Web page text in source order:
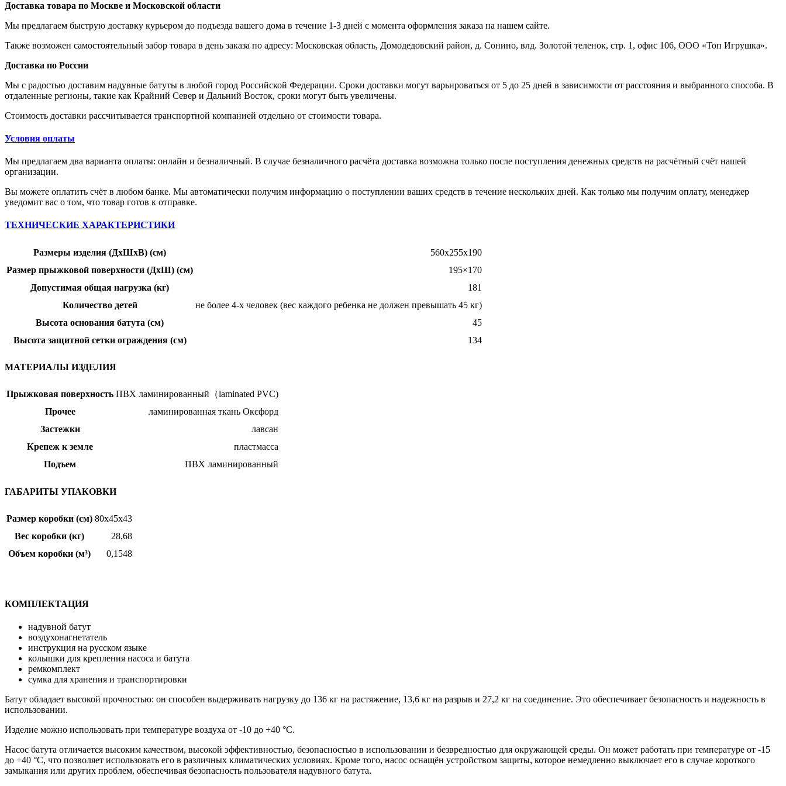
Доставка товара по Москве и Московской области
Мы предлагаем быструю доставку курьером до подъезда вашего дома в течение 1-3 дней с момента оформления заказа на нашем сайте.
Также возможен самостоятельный забор товара в день заказа по адресу: Московская область, Домодедовский район, д. Сонино, влд. Золотой теленок, стр. 1, офис 106, ООО «Топ Игрушка».
Доставка по России
Мы с радостью доставим надувные батуты в любой город Российской Федерации. Сроки доставки могут варьироваться от 5 до 25 дней в зависимости от расстояния и выбранного способа. В
отдаленные регионы, такие как Крайний Север и Дальний Восток, сроки могут быть увеличены.
Стоимость доставки рассчитывается транспортной компанией отдельно от стоимости товара.
Условия оплаты
Мы предлагаем два варианта оплаты: онлайн и безналичный. В случае безналичного расчёта доставка возможна только после поступления денежных средств на расчётный счёт нашей
организации.
Вы можете оплатить счёт в любом банке. Мы автоматически получим информацию о поступлении ваших средств в течение нескольких дней. Как только мы получим оплату, менеджер
уведомит вас о том, что товар готов к отправке.
ТЕХНИЧЕСКИЕ ХАРАКТЕРИСТИКИ
Размеры изделия (ДхШхВ) (см)
560x255x190
Размер прыжковой поверхности (ДхШ) (см)
195×170
Допустимая общая нагрузка (кг)
181
Количество детей
не более 4-х человек (вес каждого ребенка не должен превышать 45 кг)
Высота основания батута (см)
45
Высота защитной сетки ограждения (см)
134
МАТЕРИАЛЫ ИЗДЕЛИЯ
Прыжковая поверхность ПВХ ламинированный（laminated PVC)
Прочее
ламинированная ткань Оксфорд
Застежки
лавсан
Крепеж к земле
пластмасса
Подъем
ПВХ ламинированный
ГАБАРИТЫ УПАКОВКИ
Размер коробки (см) 80х45х43
Вес коробки (кг)
28,68
Объем коробки (м³) 0,1548
КОМПЛЕКТАЦИЯ
надувной батут
воздухонагнетатель
инструкция на русском языке
колышки для крепления насоса и батута
ремкомплект
сумка для хранения и транспортировки
Батут обладает высокой прочностью: он способен выдерживать нагрузку до 136 кг на растяжение, 13,6 кг на разрыв и 27,2 кг на соединение. Это обеспечивает безопасность и надежность в
использовании.
Изделие можно использовать при температуре воздуха от -10 до +40 °C.
Насос батута отличается высоким качеством, высокой эффективностью, безопасностью в использовании и безвредностью для окружающей среды. Он может работать при температуре от -15
до +40 °C, что позволяет использовать его в различных климатических условиях. Кроме того, насос оснащён устройством защиты, которое немедленно выключает его в случае короткого
замыкания или других проблем, обеспечивая безопасность пользователя надувного батута.